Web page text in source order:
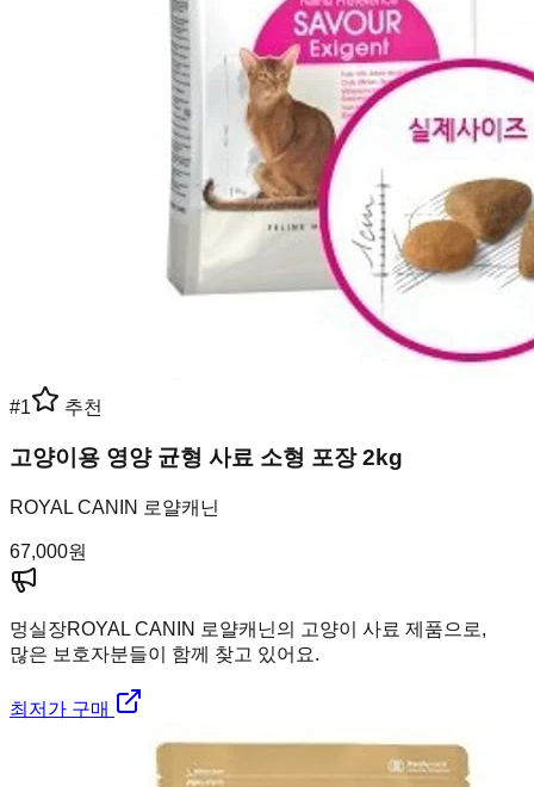
#1 추천
고양이용 영양 균형 사료 소형 포장 2kg
ROYAL CANIN 로얄캐닌
67,000원
멍실장ROYAL CANIN 로얄캐닌의 고양이 사료 제품으로,
많은 보호자분들이 함께 찾고 있어요.
최저가 구매